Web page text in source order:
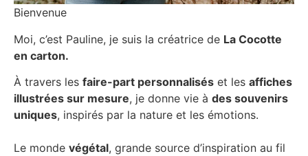
Bienvenue
Moi, c’est Pauline, je suis la créatrice de La Cocotte
en carton.
À travers les faire-part personnalisés et les affiches
illustrées sur mesure, je donne vie à des souvenirs
uniques, inspirés par la nature et les émotions.
Le monde végétal, grande source d’inspiration au fil